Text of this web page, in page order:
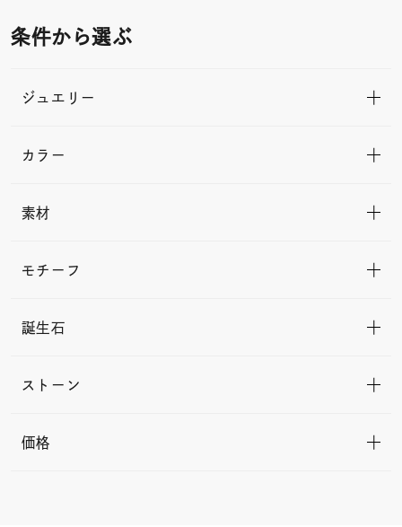
条件から選ぶ
ジュエリー
カラー
素材
モチーフ
誕生石
ストーン
価格